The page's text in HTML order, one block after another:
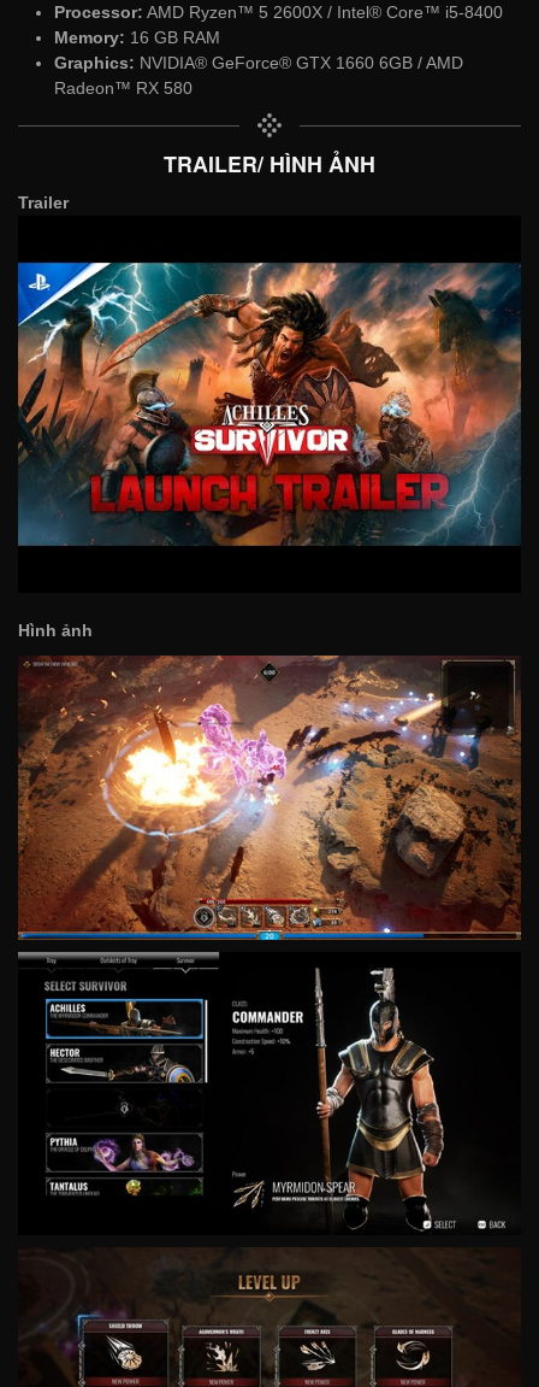
Processor: AMD Ryzen™ 5 2600X / Intel® Core™ i5-8400
Memory: 16 GB RAM
Graphics: NVIDIA® GeForce® GTX 1660 6GB / AMD
Radeon™ RX 580
TRAILER/ HÌNH ẢNH
Trailer
Hình ảnh